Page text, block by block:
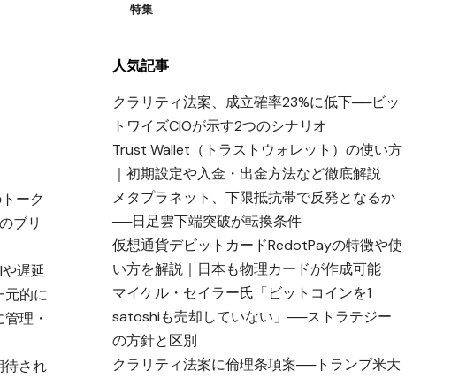
ーク
ブリ
遅延
元的に
理・
待され
特集
人気記事
クラリティ法案、成立確率23%に低下──ビッ
トワイズCIOが示す2つのシナリオ
Trust Wallet（トラストウォレット）の使い方
｜初期設定や入金・出金方法など徹底解説
メタプラネット、下限抵抗帯で反発となるか
──日足雲下端突破が転換条件
仮想通貨デビットカードRedotPayの特徴や使
い方を解説｜日本も物理カードが作成可能
マイケル・セイラー氏「ビットコインを1
satoshiも売却していない」──ストラテジー
の方針と区別
クラリティ法案に倫理条項案──トランプ米大